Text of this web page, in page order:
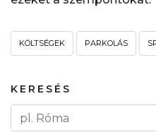
KÖLTSÉGEK PARKOLÁS
KERESÉS